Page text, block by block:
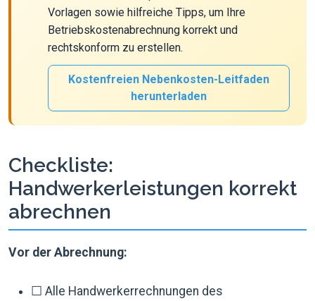
Vorlagen sowie hilfreiche Tipps, um Ihre
Betriebskostenabrechnung korrekt und
rechtskonform zu erstellen.
Kostenfreien Nebenkosten-Leitfaden
herunterladen
Checkliste:
Handwerkerleistungen korrekt
abrechnen
Vor der Abrechnung:
☐ Alle Handwerkerrechnungen des